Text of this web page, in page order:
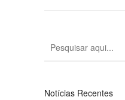
Notícias Recentes